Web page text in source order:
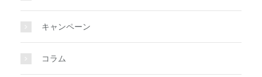
キャンペーン
コラム